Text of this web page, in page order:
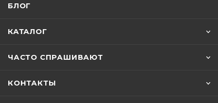
БЛОГ
КАТАЛОГ
ЧАСТО СПРАШИВАЮТ
КОНТАКТЫ